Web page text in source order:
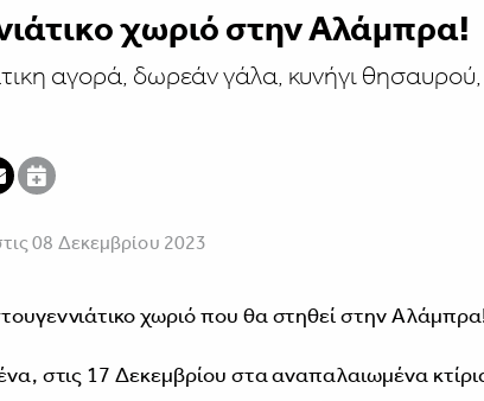
χωριό στην Αλάμπρα!
αγορά, δωρεάν γάλα, κυνήγι θησαυρού,
08 Δεκεμβρίου 2023
χωριό που θα στηθεί στην
στις 17 Δεκεμβρίου στα αναπαλαιωμένα